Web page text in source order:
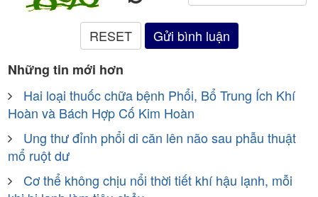
Những tin mới hơn
Hai loại thuốc chữa bệnh Phổi, Bổ Trung Ích Khí
Hoàn và Bách Hợp Cố Kim Hoàn
Ung thư đỉnh phổi di căn lên não sau phẫu thuật
mổ ruột dư
Cơ thể không chịu nổi thời tiết khí hậu lạnh, mỗi